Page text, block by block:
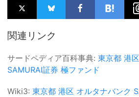
関連リンク
サードペディア百科事典: 東京都 港区
SAMURAI証券 極ファンド
Wiki3: 東京都 港区 オルタナバンク